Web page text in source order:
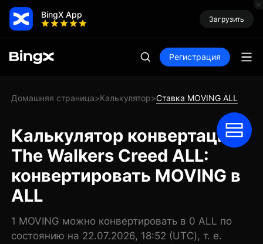
BingX App Загрузить
Регистрация
Домашняя страница>Калькулятор>Ставка MOVING ALL
Калькулятор конвертации
The Walkers Creed ALL:
конвертировать MOVING в
ALL
1 MOVING можно конвертировать в 0 ALL по
состоянию на 22.07.2026, 18:52 (UTC), т. е.